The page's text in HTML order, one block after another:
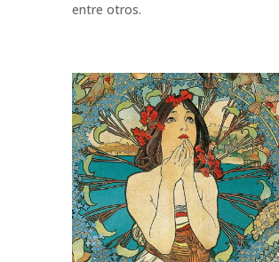
entre otros.